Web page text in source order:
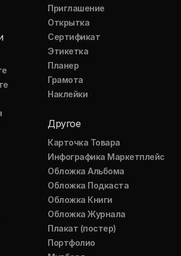
Приглашение
Открытка
Сертификат
Этикетка
Планер
Грамота
Наклейки
Другое
Карточка Товара
Инфографика Маркетплейс
Обложка Альбома
Обложка Подкаста
Обложка Книги
Обложка Журнала
Плакат (постер)
Портфолио